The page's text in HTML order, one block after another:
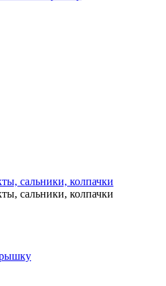
сальники, колпачки
сальники, колпачки